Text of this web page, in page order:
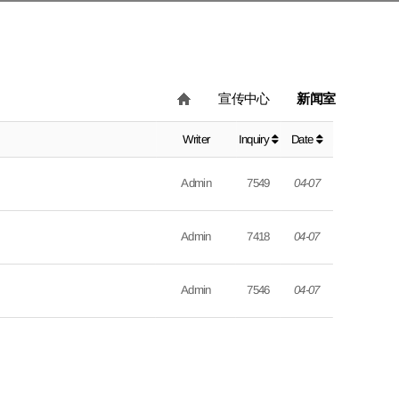
宣传中心 新闻室
Writer Inquiry Date
Admin 7549 04-07
Admin 7418 04-07
Admin 7546 04-07